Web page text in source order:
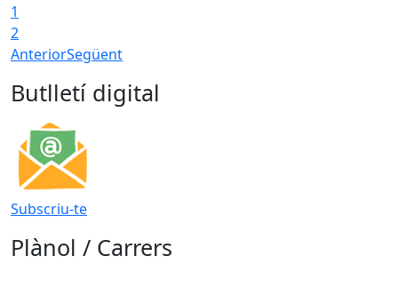
1
2
AnteriorSegüent
Butlletí digital
Subscriu-te
Plànol / Carrers